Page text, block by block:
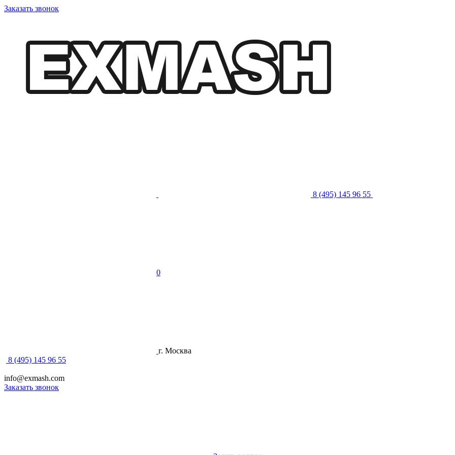
Заказать звонок
8 (495) 145 96 55
0
г. Москва
8 (495) 145 96 55
info@exmash.com
Заказать звонок